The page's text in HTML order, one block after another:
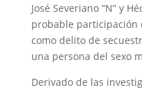
José Severiano “N” y
probable participación
como delito de
una persona del sexo
Derivado de las